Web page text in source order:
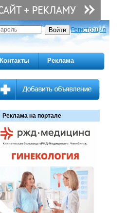
Регистрация
Контакты Реклама
Реклама на портале